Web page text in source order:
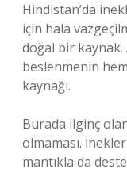
Hindistan’da
için hala
doğal bir
beslenmenin
kaynağı.
Burada ilginç
olmaması.
mantıkla da